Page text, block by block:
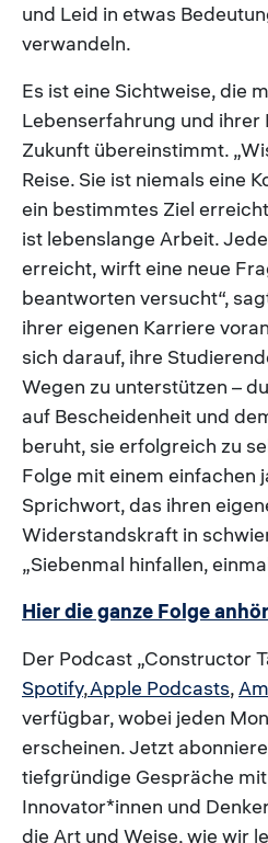
und Leid in etwas
verwandeln.
Es ist eine Sichtweise, die
Lebenserfahrung und ihrer
Zukunft übereinstimmt.
Reise. Sie ist niemals eine
ein bestimmtes Ziel
ist lebenslange Arbeit.
erreicht, wirft eine neue
beantworten versucht“,
ihrer eigenen Karriere
sich darauf, ihre
Wegen zu unterstützen –
auf Bescheidenheit und
beruht, sie erfolgreich zu
Folge mit einem einfachen
Sprichwort, das ihren
Widerstandskraft in
„Siebenmal hinfallen,
Hier die ganze Folge
Der Podcast „Constructor
Spotify,Apple Podcasts,
verfügbar, wobei jeden
erscheinen. Jetzt
tiefgründige Gespräche
Innovator*innen und
die Art und Weise, wie wir